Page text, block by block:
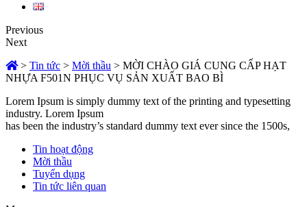
Previous
Next
> Tin tức > Mời thầu > MỜI CHÀO GIÁ CUNG CẤP HẠT
NHỰA F501N PHỤC VỤ SẢN XUẤT BAO BÌ
Lorem Ipsum is simply dummy text of the printing and typesetting
industry. Lorem Ipsum
has been the industry’s standard dummy text ever since the 1500s,
Tin hoạt động
Mời thầu
Tuyển dụng
Tin tức liên quan